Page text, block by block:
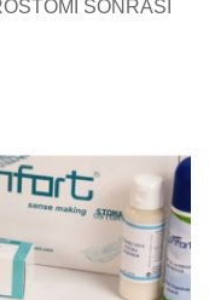
SONRASI